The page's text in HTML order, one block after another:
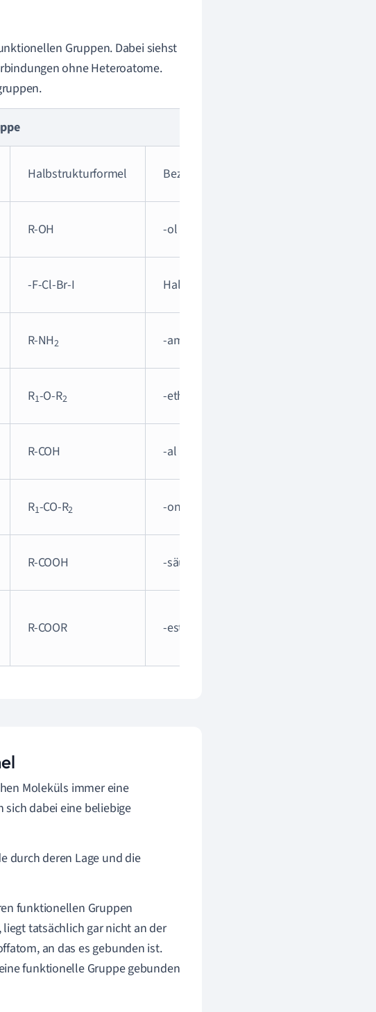
Gruppen. Dabei siehst
ohne Heteroatome.
Halbstrukturformel Bezeichnung
R-OH -ol
-F-Cl-Br-I Halogen-
R-NH2 -amin
R1-O-R2 -ether
R-COH -al
R1-CO-R2 -on
R-COOH -säure
R-COOR -ester
Moleküls immer eine
dabei eine beliebige
durch deren Lage und die
funktionellen Gruppen
tatsächlich gar nicht an der
an das es gebunden ist.
funktionelle Gruppe gebunden